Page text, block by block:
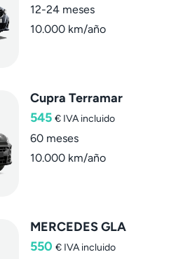
12-24 meses
10.000 km/año
Cupra Terramar
545 € IVA incluido
60 meses
10.000 km/año
MERCEDES GLA
550 € IVA incluido